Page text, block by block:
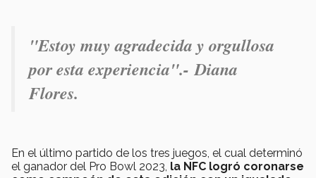
"Estoy muy agradecida y orgullosa
por esta experiencia".- Diana
Flores.
En el último partido de los tres juegos, el cual determinó
el ganador del Pro Bowl 2023, la NFC logró coronarse